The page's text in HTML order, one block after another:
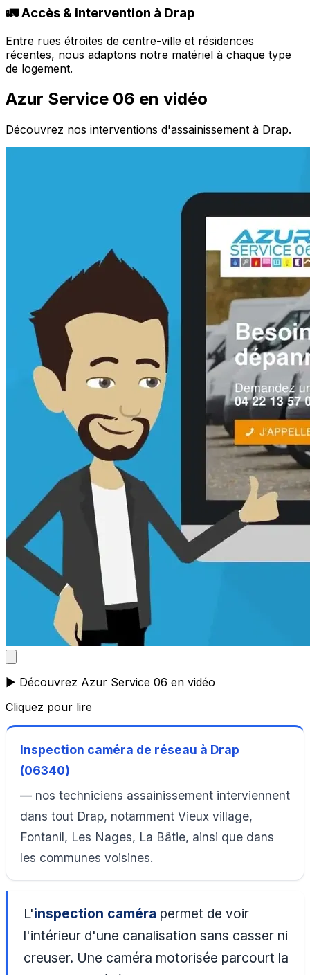
🚛 Accès & intervention à Drap
Entre rues étroites de centre-ville et résidences
récentes, nous adaptons notre matériel à chaque type
de logement.
Azur Service 06 en vidéo
Découvrez nos interventions d'assainissement à Drap.
▶️ Découvrez Azur Service 06 en vidéo
Cliquez pour lire
Inspection caméra de réseau à Drap
(06340)
— nos techniciens assainissement interviennent
dans tout Drap, notamment Vieux village,
Fontanil, Les Nages, La Bâtie, ainsi que dans
les communes voisines.
L'inspection caméra permet de voir
l'intérieur d'une canalisation sans casser ni
creuser. Une caméra motorisée parcourt la